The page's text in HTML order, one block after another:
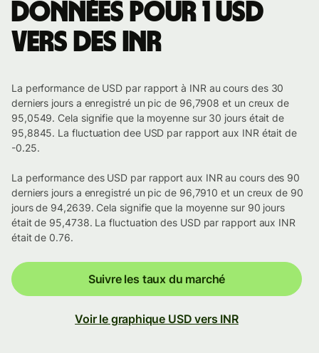
Données pour 1 USD
vers des INR
La performance de USD par rapport à INR au cours des 30
derniers jours a enregistré un pic de 96,7908 et un creux de
95,0549. Cela signifie que la moyenne sur 30 jours était de
95,8845. La fluctuation dee USD par rapport aux INR était de
-0.25.
La performance des USD par rapport aux INR au cours des 90
derniers jours a enregistré un pic de 96,7910 et un creux de 90
jours de 94,2639. Cela signifie que la moyenne sur 90 jours
était de 95,4738. La fluctuation des USD par rapport aux INR
était de 0.76.
Suivre les taux du marché
Voir le graphique USD vers INR